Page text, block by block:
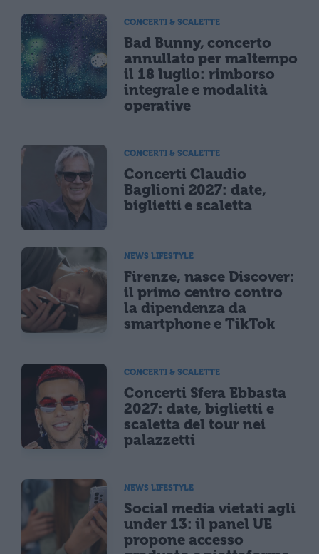
CONCERTI & SCALETTE
Bad Bunny, concerto
annullato per maltempo
il 18 luglio: rimborso
integrale e modalità
operative
CONCERTI & SCALETTE
Concerti Claudio
Baglioni 2027: date,
biglietti e scaletta
NEWS LIFESTYLE
Firenze, nasce Discover:
il primo centro contro
la dipendenza da
smartphone e TikTok
CONCERTI & SCALETTE
Concerti Sfera Ebbasta
2027: date, biglietti e
scaletta del tour nei
palazzetti
NEWS LIFESTYLE
Social media vietati agli
under 13: il panel UE
propone accesso